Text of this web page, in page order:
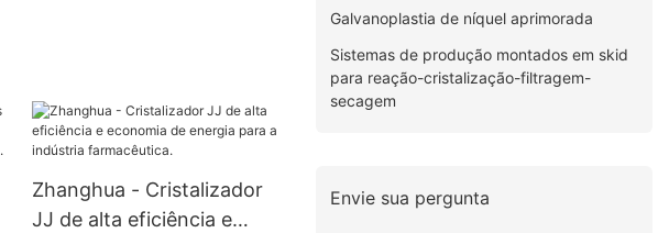
Zhanghua - Cristalizador
JJ de alta eficiência e
Galvanoplastia de níquel aprimorada
Sistemas de produção montados em skid
para reação-cristalização-filtragem-
secagem
Envie sua pergunta